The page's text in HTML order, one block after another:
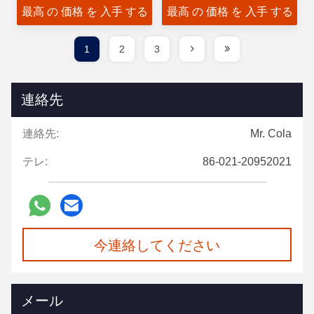
最高 の 価格 を 入手 する
MP4
最高 の 価格 を 入手 する
1 2 3
連絡先
連絡先: Mr. Cola
テレ: 86-021-20952021
今連絡してください
メール